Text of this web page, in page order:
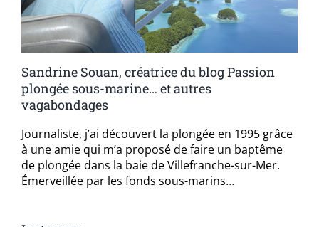
Sandrine Souan, créatrice du blog Passion
plongée sous-marine… et autres
vagabondages
Journaliste, j’ai découvert la plongée en 1995 grâce
à une amie qui m’a proposé de faire un baptême
de plongée dans la baie de Villefranche-sur-Mer.
Émerveillée par les fonds sous-marins…